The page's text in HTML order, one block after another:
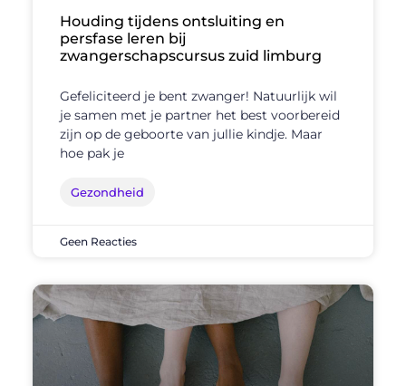
Houding tijdens ontsluiting en
persfase leren bij
zwangerschapscursus zuid limburg
Gefeliciteerd je bent zwanger! Natuurlijk wil
je samen met je partner het best voorbereid
zijn op de geboorte van jullie kindje. Maar
hoe pak je
Gezondheid
Geen Reacties